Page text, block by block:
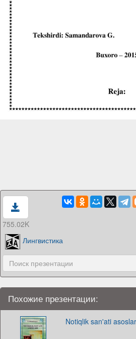
755.02K
Лингвистика
Похожие презентации:
Notiqlik san'ati